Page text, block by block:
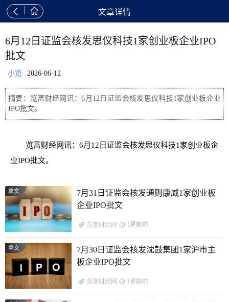
  文章详情
6月12日证监会核发思仪科技1家创业板企业IPO
批文
小览 2026-06-12
摘要：览富财经网讯：6月12日证监会核发思仪科技1家创业板企业
IPO批文。
览富财经网讯：6月12日证监会核发思仪科技1家创业板企
业IPO批文。
拿文
7月31日证监会核发通则康威1家创业板
企业IPO批文
览富财经网 1星期前
拿文
7月30日证监会核发沈鼓集团1家沪市主
板企业IPO批文
览富财经网 1星期前